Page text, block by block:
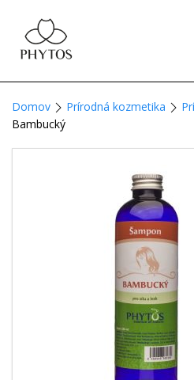
Domov Prírodná kozmetika
Bambucký